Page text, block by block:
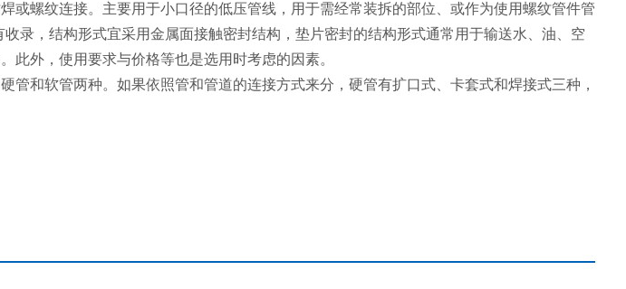
或螺纹连接。主要用于小口径的低压管线，用于需经常装拆的部位、或作为使用螺纹管件管
录，结构形式宜采用金属面接触密封结构，垫片密封的结构形式通常用于输送水、油、空
此外，使用要求与价格等也是选用时考虑的因素。
管和软管两种。如果依照管和管道的连接方式来分，硬管有扩口式、卡套式和焊接式三种，